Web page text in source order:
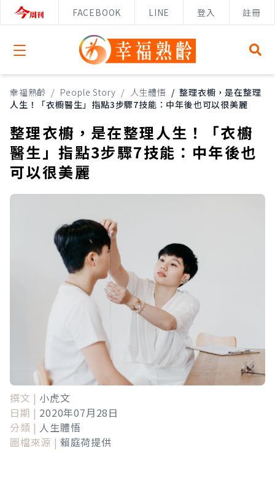
FACEBOOK LINE 登入 註冊
Open menu
幸福熟齡 / People Story / 人生體悟 / 整理衣櫥，是在整理
人生！「衣櫥醫生」指點3步驟7技能：中年後也可以很美麗
整理衣櫥，是在整理人生！「衣櫥
醫生」指點3步驟7技能：中年後也
可以很美麗
撰文 | 小虎文
日期 | 2020年07月28日
分類 | 人生體悟
圖檔來源 | 賴庭荷提供